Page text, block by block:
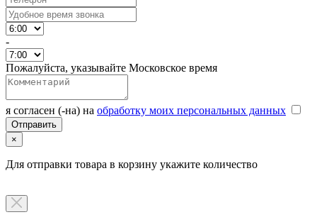
-
Пожалуйста, указывайте Московское время
я согласен (-на) на обработку моих персональных данных
×
Для отправки товара в корзину укажите количество